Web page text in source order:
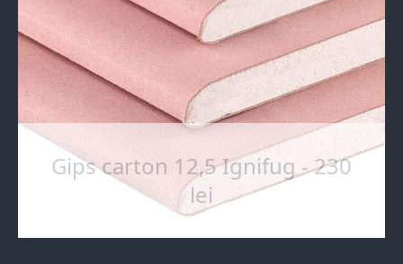
Gips carton 12,5 Ignifug - 230
lei